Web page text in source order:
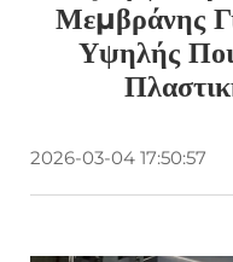
Μεμβράνης
Υψηλής
2026-03-04 17:50:57